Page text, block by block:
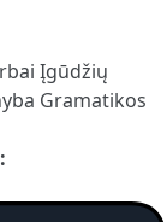
Įgūdžių
Gramatikos